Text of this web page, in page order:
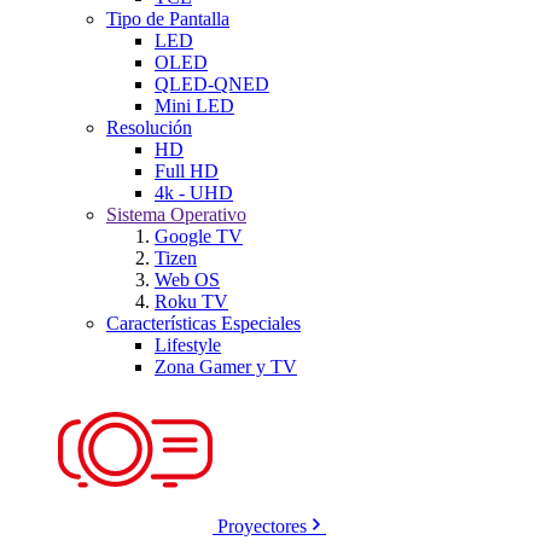
Tipo de Pantalla
LED
OLED
QLED-QNED
Mini LED
Resolución
HD
Full HD
4k - UHD
Sistema Operativo
Google TV
Tizen
Web OS
Roku TV
Características Especiales
Lifestyle
Zona Gamer y TV
Proyectores